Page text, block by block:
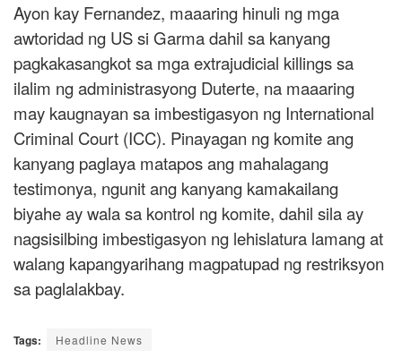
Ayon kay Fernandez, maaaring hinuli ng mga
awtoridad ng US si Garma dahil sa kanyang
pagkakasangkot sa mga extrajudicial killings sa
ilalim ng administrasyong Duterte, na maaaring
may kaugnayan sa imbestigasyon ng International
Criminal Court (ICC). Pinayagan ng komite ang
kanyang paglaya matapos ang mahalagang
testimonya, ngunit ang kanyang kamakailang
biyahe ay wala sa kontrol ng komite, dahil sila ay
nagsisilbing imbestigasyon ng lehislatura lamang at
walang kapangyarihang magpatupad ng restriksyon
sa paglalakbay.
Tags: Headline News